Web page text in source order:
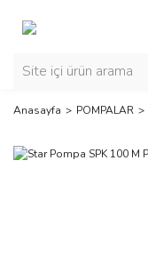
Anasayfa POMPALAR